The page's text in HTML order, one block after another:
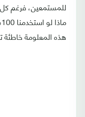
هذه المعلومة خاطئة